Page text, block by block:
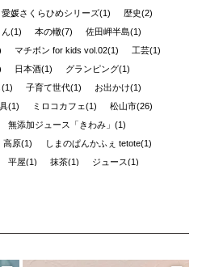
愛媛さくらひめシリーズ(1)
歴史(2)
ん(1) 本の轍(7)
佐田岬半島(1)
マチボン for kids vol.02(1)
工芸(1)
日本酒(1)
グランピング(1)
子育て世代(1)
お出かけ(1)
(1) ミロコカフェ(1)
松山市(26)
無添加ジュース「きわみ」(1)
高原(1)
しまのぱんかふぇ tetote(1)
平屋(1) 抹茶(1)
ジュース(1)
設 一級建築士事務所(1)
ミルク(1)